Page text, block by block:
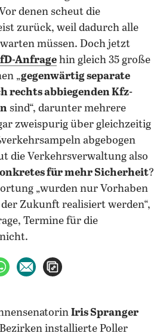
denen scheut die
zurück, weil dadurch alle
müssen. Doch jetzt
Anfrage hin gleich 35 große
„gegenwärtig separate
rechts abbiegenden Kfz-
sind“, darunter mehrere
zweispurig über gleichzeitig
abgebogen
die Verkehrsverwaltung also
für mehr Sicherheit?
„wurden nur Vorhaben
Zukunft realisiert werden“,
Termine für die
teilen
X teilen
per WhatsApp teilen
per E-Mail teilen
Iris Spranger
installierte Poller